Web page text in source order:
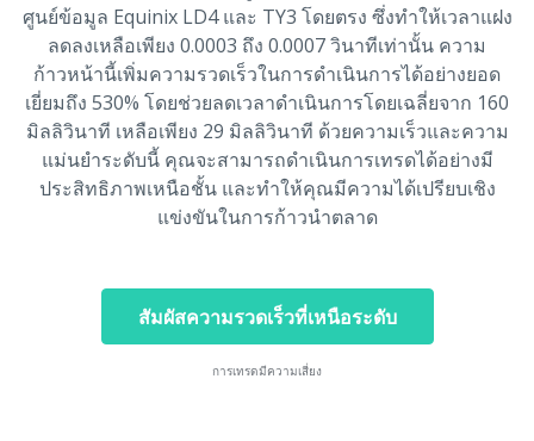
ศูนย์ข้อมูล Equinix LD4 และ TY3 โดยตรง ซึ่งทำให้เวลาแฝง
ลดลงเหลือเพียง 0.0003 ถึง 0.0007 วินาทีเท่านั้น ความ
ก้าวหน้านี้เพิ่มความรวดเร็วในการดำเนินการได้อย่างยอด
เยี่ยมถึง 530% โดยช่วยลดเวลาดำเนินการโดยเฉลี่ยจาก 160
มิลลิวินาที เหลือเพียง 29 มิลลิวินาที ด้วยความเร็วและความ
แม่นยำระดับนี้ คุณจะสามารถดำเนินการเทรดได้อย่างมี
ประสิทธิภาพเหนือชั้น และทำให้คุณมีความได้เปรียบเชิง
แข่งขันในการก้าวนำตลาด
สัมผัสความรวดเร็วที่เหนือระดับ
การเทรดมีความเสี่ยง